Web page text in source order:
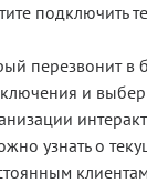
подключить
перезвонит в
и
узнать о